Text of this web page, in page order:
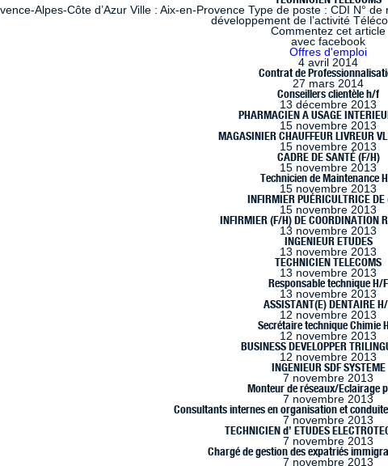
Alpes-Côte d’Azur Ville : Aix-en-Provence Type de poste : CDI N°
développement de l’activité
Commentez cet article
avec facebook
Offres d'emploi
4 avril 2014
Contrat de
27 mars 2014
Conseillers clientèle h/f
13 décembre 2013
PHARMACIEN A USAGE
15 novembre 2013
MAGASINIER CHAUFFEUR LIVREUR
15 novembre 2013
CADRE DE SANTÉ (F/H)
15 novembre 2013
Technicien de Maintenance
15 novembre 2013
INFIRMIER PUÉRICULTRICE DE
15 novembre 2013
INFIRMIER (F/H) DE COORDINATION
13 novembre 2013
INGENIEUR ETUDES
13 novembre 2013
TECHNICIEN TELECOMS
13 novembre 2013
Responsable technique H/F
13 novembre 2013
ASSISTANT(E) DENTAIRE
12 novembre 2013
Secrétaire technique Chimie
12 novembre 2013
BUSINESS DEVELOPPER
12 novembre 2013
INGENIEUR SDF SYSTEME
7 novembre 2013
Monteur de réseaux/Eclairage
7 novembre 2013
Consultants internes en organisation et
7 novembre 2013
TECHNICIEN d’ ETUDES
7 novembre 2013
Chargé de gestion des expatriés
7 novembre 2013